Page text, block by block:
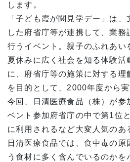
します。
「子ども霞が関見学デー」は
した府省庁等が連携して、業務
行うイベント。親子のふれあい
夏休みに広く社会を知る体験活
に、府省庁等の施策に対する理
を目的として、2000年度から実
今回、日清医療食品（株）が参
ベント参加府省庁の中で第1位
に利用されるなど大変人気のあ
日清医療食品では、食中毒の原
う食材に多く含んでいるのかを